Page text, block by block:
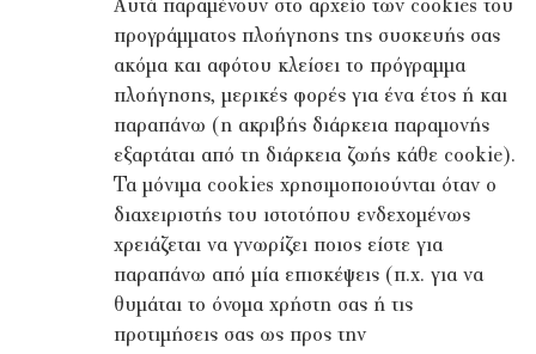
Αυτά παραμένουν στο αρχείο των cookies του
προγράμματος πλοήγησης της συσκευής σας
ακόμα και αφότου κλείσει το πρόγραμμα
πλοήγησης, μερικές φορές για ένα έτος ή και
παραπάνω (η ακριβής διάρκεια παραμονής
εξαρτάται από τη διάρκεια ζωής κάθε cookie).
Τα μόνιμα cookies χρησιμοποιούνται όταν ο
διαχειριστής του ιστοτόπου ενδεχομένως
χρειάζεται να γνωρίζει ποιος είστε για
παραπάνω από μία επισκέψεις (π.χ. για να
θυμάται το όνομα χρήστη σας ή τις
προτιμήσεις σας ως προς την